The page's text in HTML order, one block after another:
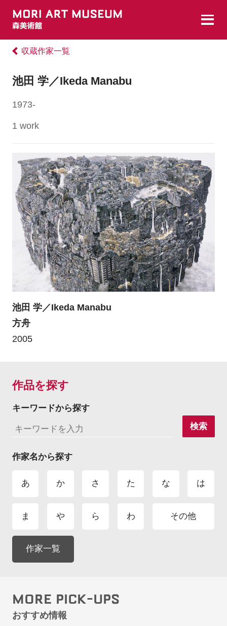
収蔵作家一覧
池田 学／Ikeda Manabu
1973-
1 work
池田 学／Ikeda Manabu
方舟
2005
作品を探す
キーワードから探す
検索
作家名から探す
あ か さ た な は
ま や ら わ その他
作家一覧
MORE PICK-UPS
おすすめ情報